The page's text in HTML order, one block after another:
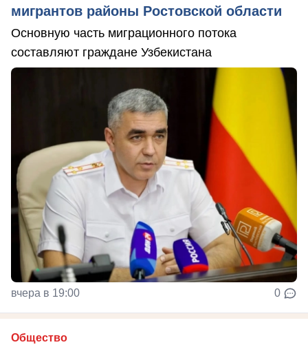
мигрантов районы Ростовской области
Основную часть миграционного потока
составляют граждане Узбекистана
вчера в 19:00 0
Общество